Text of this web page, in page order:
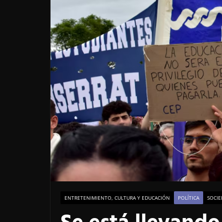
ENTRETENIMIENTO, CULTURA Y EDUCACIÓN POLÍTICA